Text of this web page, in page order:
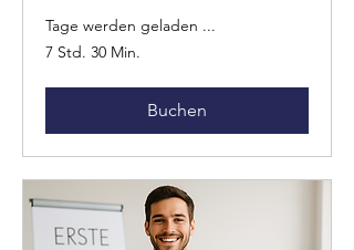
Tage werden geladen ...
7 Std. 30 Min.
Buchen